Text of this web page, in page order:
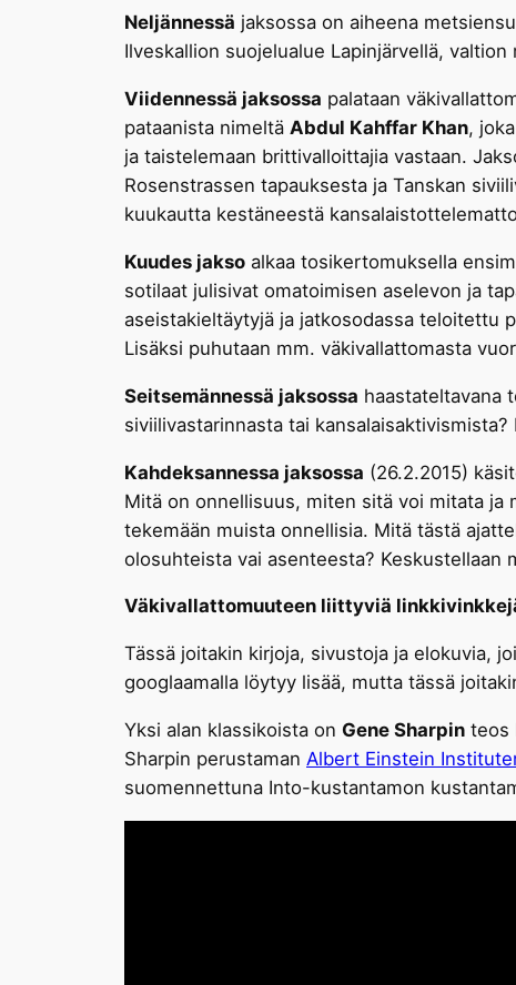
Neljännessä jaksossa on aiheena
Ilveskallion suojelualue Lapinjärvellä,
Viidennessä jaksossa palataan
pataanista nimeltä Abdul Kahffar Khan,
ja taistelemaan brittivalloittajia vastaan.
Rosenstrassen tapauksesta ja Tanskan
kuukautta kestäneestä
Kuudes jakso alkaa tosikertomuksella
sotilaat julisivat omatoimisen aselevon ja
aseistakieltäytyjä ja jatkosodassa teloitettu
Lisäksi puhutaan mm. väkivallattomasta
Seitsemännessä jaksossa haastateltavana
siviilivastarinnasta tai kansalaisaktivismista?
Kahdeksannessa jaksossa (26.2.2015)
Mitä on onnellisuus, miten sitä voi mitata
tekemään muista onnellisia. Mitä tästä
olosuhteista vai asenteesta? Keskustellaan
Väkivallattomuuteen liittyviä
Tässä joitakin kirjoja, sivustoja ja elokuvia,
googlaamalla löytyy lisää, mutta tässä
Yksi alan klassikoista on Gene Sharpin teos
Sharpin perustaman Albert Einstein
suomennettuna Into-kustantamon